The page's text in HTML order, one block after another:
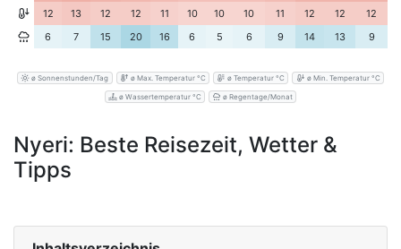
12
13 12 12 11 10 10 10 11 12 12
12
6
7 15 20 16 6 5 6 9 14 13 9
ø Sonnenstunden/Tag ø Max. Temperatur °C ø Temperatur °C ø Min. Temperatur °C
ø Wassertemperatur °C ø Regentage/Monat
Nyeri: Beste Reisezeit, Wetter &
Tipps